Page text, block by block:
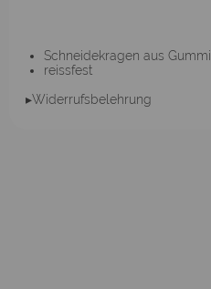
Schneidekragen aus Gummi
reissfest
▸Widerrufsbelehrung